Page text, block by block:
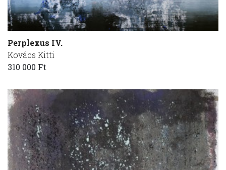
Perplexus IV.
Kovács Kitti
310 000 Ft